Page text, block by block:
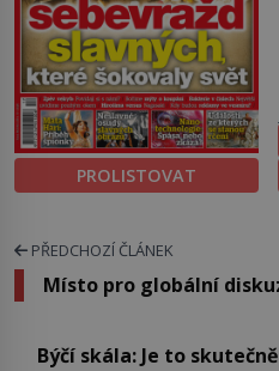
PROLISTOVAT
PŘEDCHOZÍ ČLÁNEK
Místo pro globální
Býčí skála: Je to